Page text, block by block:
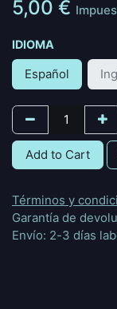
5,00 €
IDIOMA
Español
Add to Cart
Términos y
Garantía de
Envío: 2-3 días